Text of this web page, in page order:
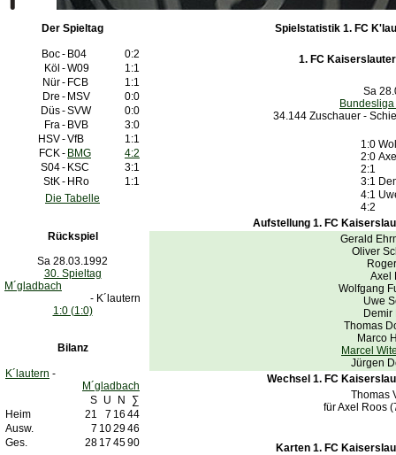
Der Spieltag
Boc- B04
0:2
Köl -W09
1:1
Nür- FCB
1:1
Dre - MSV
0:0
Düs-SVW
0:0
Fra- BVB
3:0
HSV-VfB
1:1
FCK- BMG
4:2
S04- KSC
3:1
StK- HRo
1:1
Die Tabelle
Rückspiel
Sa 28.03.1992
30. Spieltag
M´gladbach
- K´lautern
1:0 (1:0)
Bilanz
K´lautern -
M´gladbach
S U N
∑
Heim
21 7 16 44
Ausw.
7 102946
Ges.
28 17 4590
Spielstatistik 1. FC
1. FC
Sa
34.144 Zuschauer -
1:0
2:0
2:1
3:1
4:1
4:2
Aufstellung 1. FC
Gerald
Oliver
Axel
Wolfgang
Uwe
Demir
Thomas
Marco
Marcel
Jürgen
Wechsel 1. FC
Thomas
für Axel Roos
Karten 1. FC